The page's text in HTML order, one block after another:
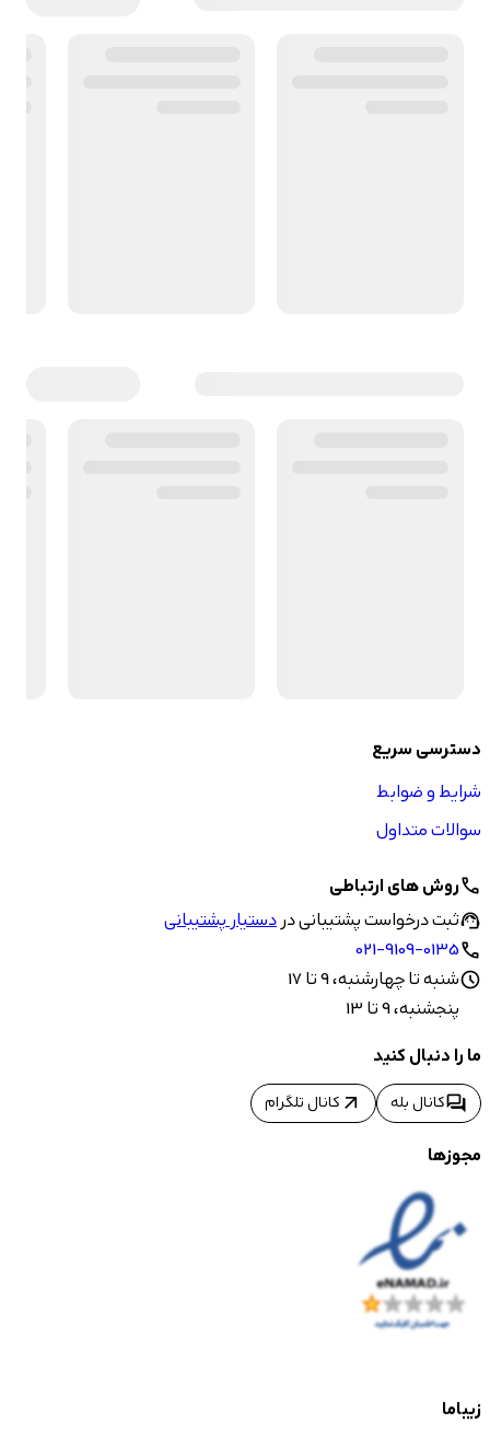
دسترسی سریع
شرایط و ضوابط
سوالات متداول
callروش های ارتباطی
support_agentثبت درخواست پشتیبانی دردستیار پشتیبانی
call
021-9109-0135
scheduleشنبه تا چهارشنبه، 9 تا 17
پنجشنبه، 9 تا 13
ما را دنبال کنید
forumکانال بله arrow_outward کانال تلگرام
مجوزها
زیباما